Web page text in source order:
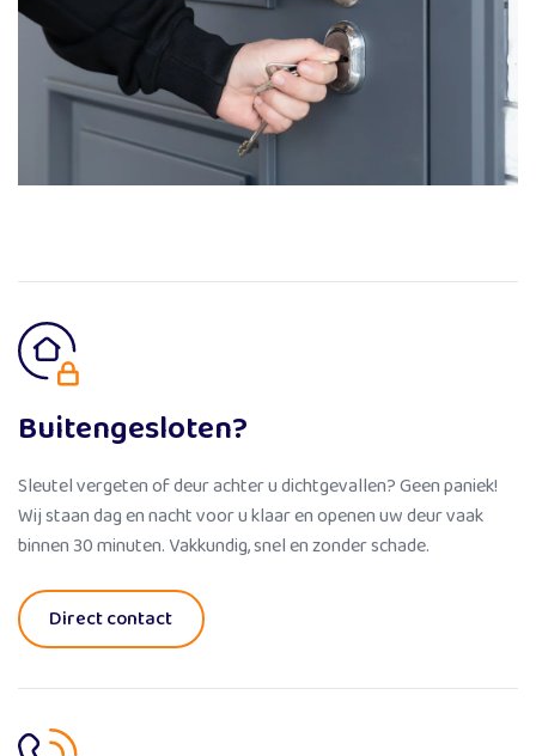
Buitengesloten?
Sleutel vergeten of deur achter u dichtgevallen? Geen paniek!
Wij staan dag en nacht voor u klaar en openen uw deur vaak
binnen 30 minuten. Vakkundig, snel en zonder schade.
Direct contact